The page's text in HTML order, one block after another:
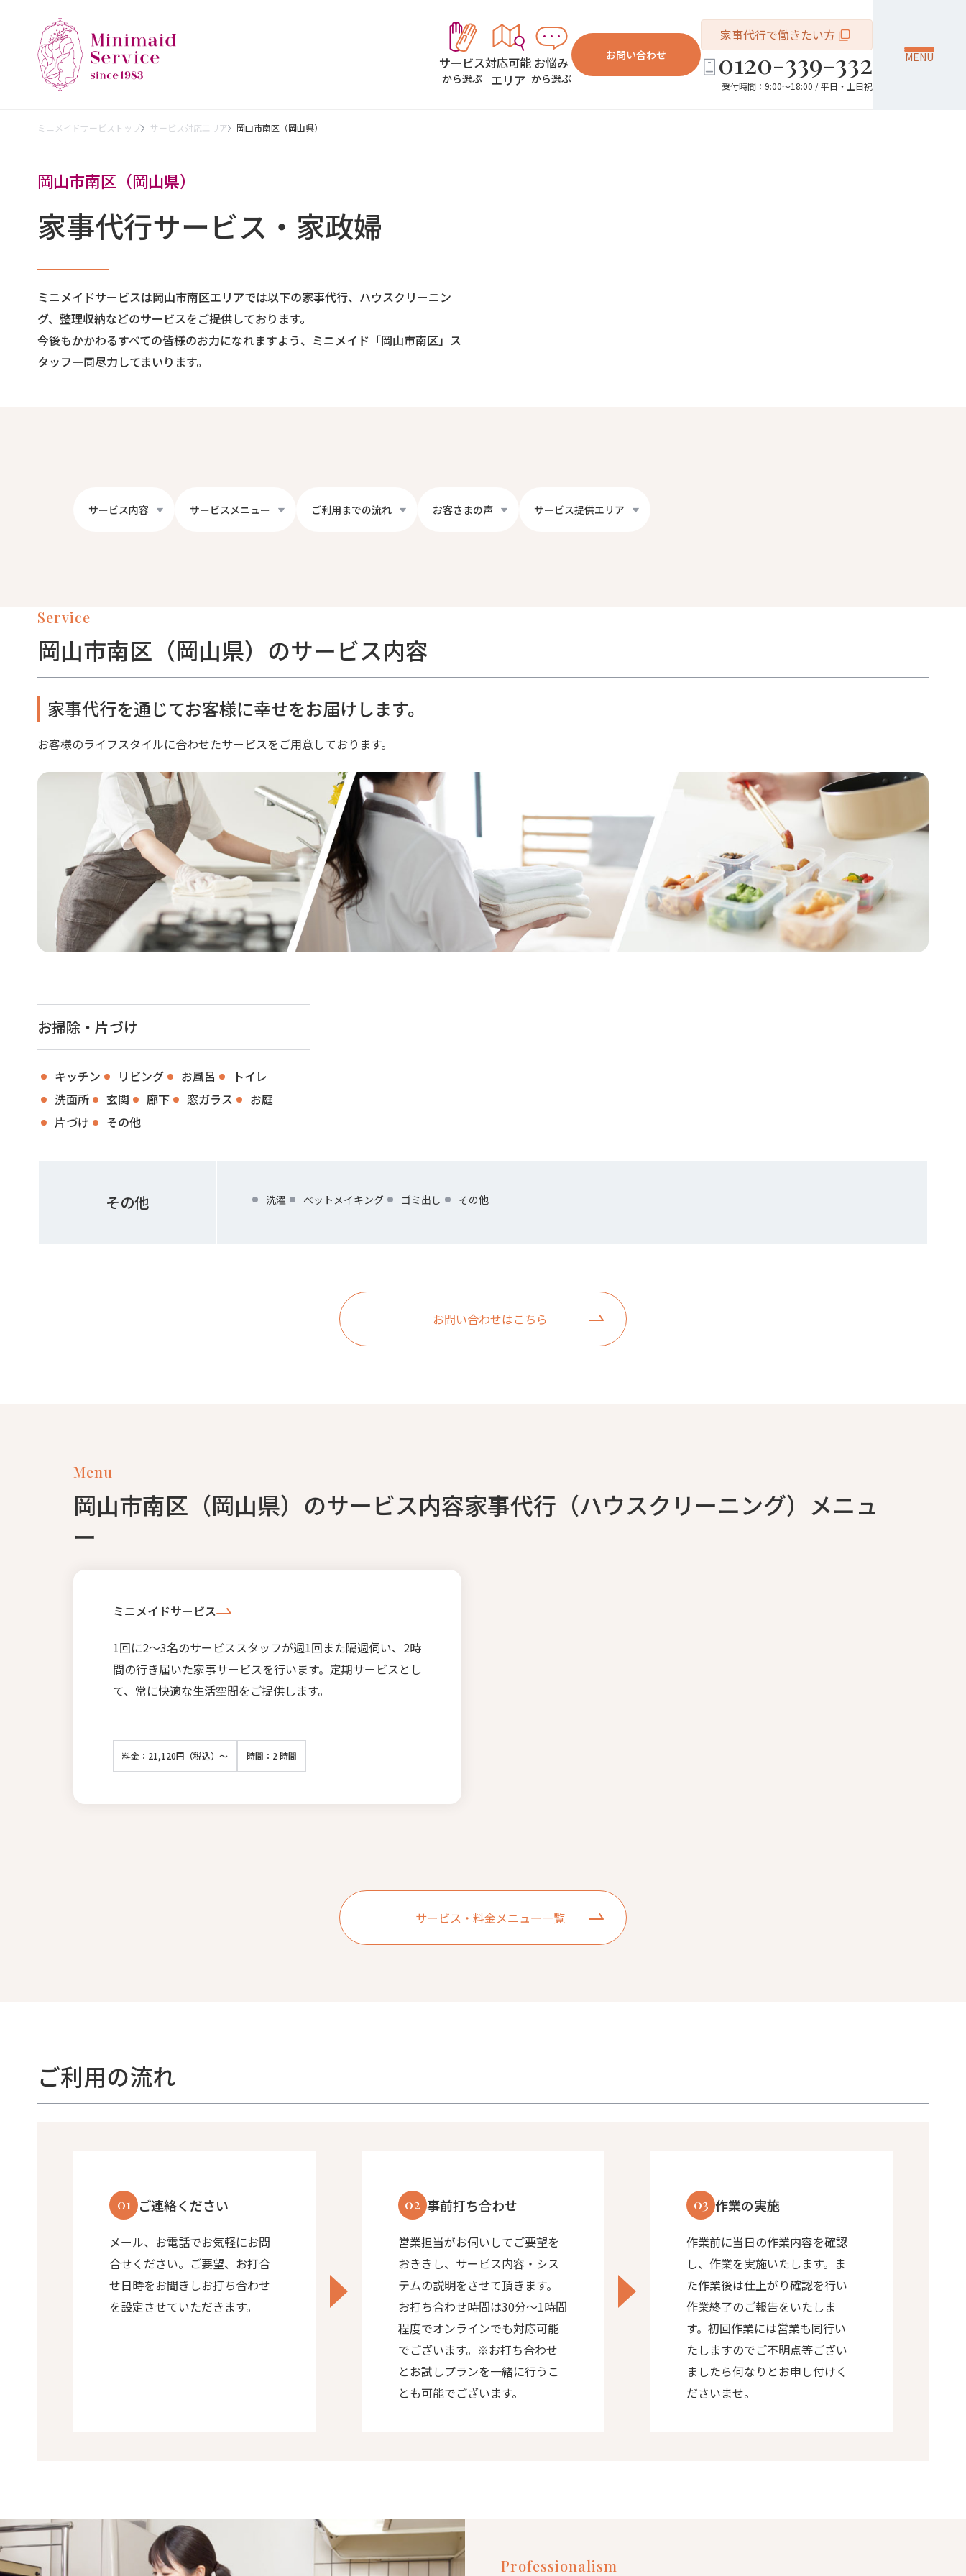
サービス
から選ぶ
対応可能
エリア
お悩み
から選ぶ
お問い合わせ
家事代行で働きたい方
0120-339-332
受付時間：9:00～18:00 / 平日・土日祝
MENU
ミニメイドサービストップ サービス対応エリア 岡山市南区（岡山県）
岡山市南区（岡山県）
家事代行サービス・家政婦
ミニメイドサービスは岡山市南区エリアでは以下の家事代行、ハウスクリーニン
グ、整理収納などのサービスをご提供しております。
今後もかかわるすべての皆様のお力になれますよう、ミニメイド「岡山市南区」ス
タッフ一同尽力してまいります。
サービス内容 サービスメニュー ご利用までの流れ お客さまの声 サービス提供エリア
Service
岡山市南区（岡山県）のサービス内容
家事代行を通じてお客様に幸せをお届けします。
お客様のライフスタイルに合わせたサービスをご用意しております。
お掃除・片づけ
キッチン リビング お風呂
トイレ
洗面所
玄関 廊下 窓ガラス
お庭
片づけ
その他
その他 洗濯 ベットメイキング ゴミ出し その他
お問い合わせはこちら
Menu
岡山市南区（岡山県）のサービス内容家事代行（ハウスクリーニング）メニュ
ー
ミニメイドサービス
1回に2〜3名のサービススタッフが週1回また隔週伺い、2時
間の行き届いた家事サービスを行います。定期サービスとし
て、常に快適な生活空間をご提供します。
料金：21,120円（税込）～ 時間：2 時間
サービス・料金メニュー一覧
ご利用の流れ
01 ご連絡ください
メール、お電話でお気軽にお問
合せください。ご要望、お打合
せ日時をお聞きしお打ち合わせ
を設定させていただきます。
02 事前打ち合わせ
営業担当がお伺いしてご要望を
おききし、サービス内容・シス
テムの説明をさせて頂きます。
お打ち合わせ時間は30分〜1時間
程度でオンラインでも対応可能
でございます。※お打ち合わせ
とお試しプランを一緒に行うこ
とも可能でございます。
03 作業の実施
作業前に当日の作業内容を確認
し、作業を実施いたします。ま
た作業後は仕上がり確認を行い
作業終了のご報告をいたしま
す。初回作業には営業も同行い
たしますのでご不明点等ござい
ましたら何なりとお申し付けく
ださいませ。
Professionalism